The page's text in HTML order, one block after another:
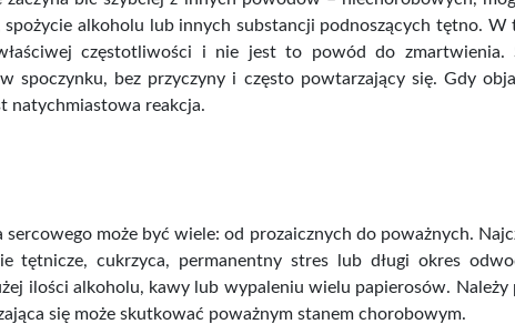
alkoholu lub innych substancji podnoszących tętno.
częstotliwości i nie jest to powód do zmartwienia.
spoczynku, bez przyczyny i często powtarzający się. Gdy
natychmiastowa reakcja.
może być wiele: od prozaicznych do poważnych.
tętnicze, cukrzyca, permanentny stres lub długi okres
ilości alkoholu, kawy lub wypaleniu wielu papierosów. Należy
się może skutkować poważnym stanem chorobowym.